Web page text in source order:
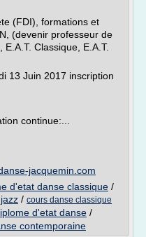
(FDI), formations et
(devenir professeur de
Classique, E.A.T.
Juin 2017 inscription
continue:...
jacquemin.com
d'etat danse classique /
/ cours danse classique
d'etat danse /
contemporaine